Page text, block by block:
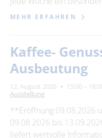
MEHR ERFAHREN
Kaffee-
Ausbeutung
12. August 2026 15:00 –
Ausstellung
**Eröffnung:09.08.2026
09.08.2026 bis
liefert wertvolle